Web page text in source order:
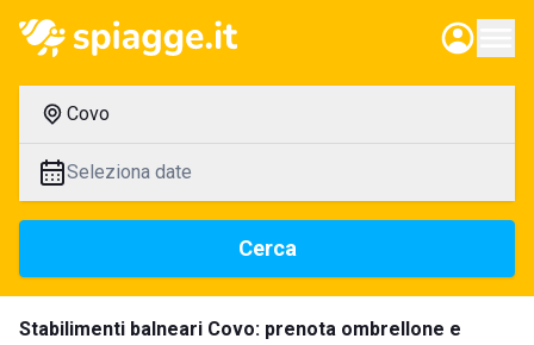
Covo
Seleziona date
Cerca
Stabilimenti balneari Covo: prenota ombrellone e